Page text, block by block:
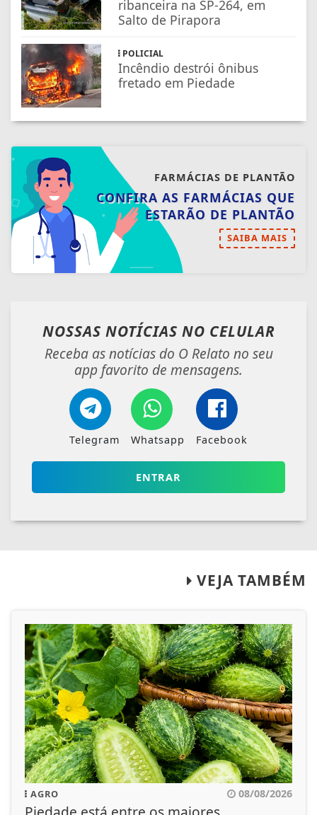
ribanceira na SP-264, em
Salto de Pirapora
POLICIAL
Incêndio destrói ônibus
fretado em Piedade
FARMÁCIAS DE PLANTÃO
CONFIRA AS FARMÁCIAS QUE
ESTARÃO DE PLANTÃO
SAIBA MAIS
NOSSAS NOTÍCIAS NO CELULAR
Receba as notícias do O Relato no seu
app favorito de mensagens.
Telegram Whatsapp Facebook
ENTRAR
VEJA TAMBÉM
AGRO 08/08/2026